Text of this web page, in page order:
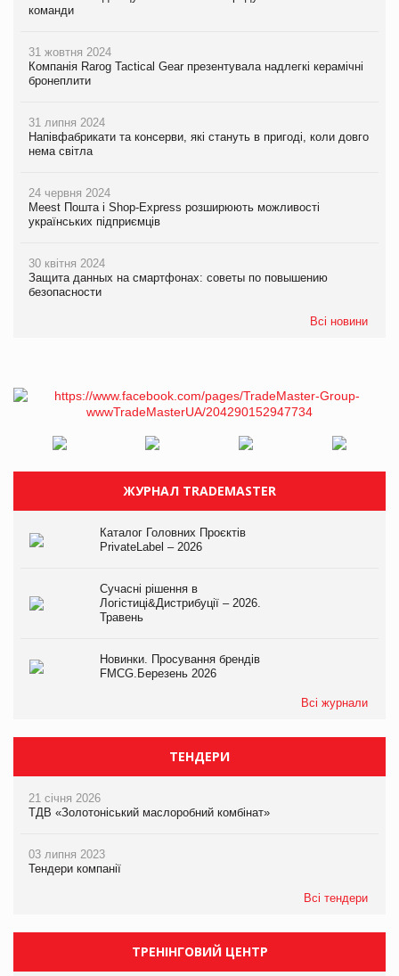
команди
31 жовтня 2024
Компанія Rarog Tactical Gear презентувала надлегкі керамічні
бронеплити
31 липня 2024
Напівфабрикати та консерви, які стануть в пригоді, коли довго
нема світла
24 червня 2024
Meest Пошта і Shop-Express розширюють можливості
українських підприємців
30 квітня 2024
Защита данных на смартфонах: советы по повышению
безопасности
Всі новини
ЖУРНАЛ TRADEMASTER
Каталог Головних Проєктів
PrivateLabel – 2026
Сучасні рішення в
Логістиці&Дистрибуції – 2026.
Травень
Новинки. Просування брендів
FMCG.Березень 2026
Всі журнали
ТЕНДЕРИ
21 січня 2026
ТДВ «Золотоніський маслоробний комбінат»
03 липня 2023
Тендери компанії
Всі тендери
ТРЕНІНГОВИЙ ЦЕНТР